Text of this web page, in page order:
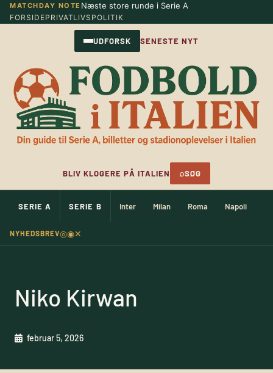
Spring
til
MATCHDAY NOTE Næste store runde i Serie A
FORSIDEPRIVATLIVSPOLITIK
UDFORSK SENESTE NYT
BLIV KLOGERE PÅ ITALIEN ⌕SØG
SERIE A SERIE B Inter Milan Roma Napoli
NYHEDSBREV◎◉✕
Niko Kirwan
februar 5, 2026